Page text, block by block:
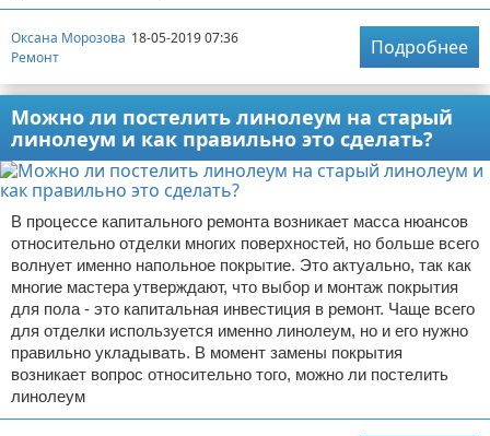
Оксана Морозова 18-05-2019 07:36
Ремонт
Подробнее
Можно ли постелить линолеум на старый
линолеум и как правильно это сделать?
В процессе капитального ремонта возникает масса нюансов
относительно отделки многих поверхностей, но больше всего
волнует именно напольное покрытие. Это актуально, так как
многие мастера утверждают, что выбор и монтаж покрытия
для пола - это капитальная инвестиция в ремонт. Чаще всего
для отделки используется именно линолеум, но и его нужно
правильно укладывать. В момент замены покрытия
возникает вопрос относительно того, можно ли постелить
линолеум